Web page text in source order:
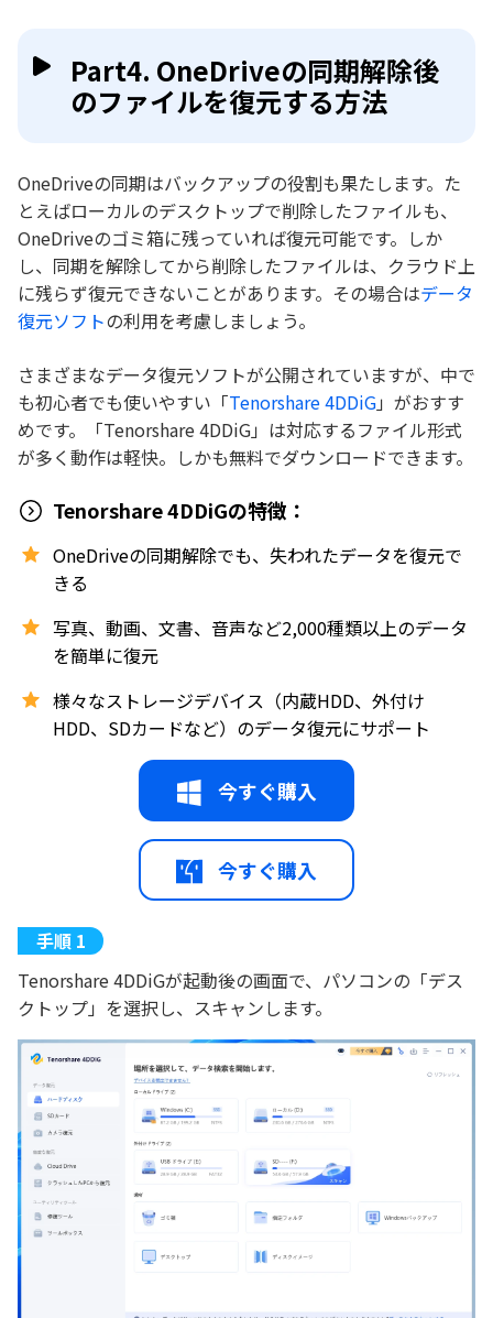
Part4. OneDriveの同期解除後
のファイルを復元する方法
OneDriveの同期はバックアップの役割も果たします。た
とえばローカルのデスクトップで削除したファイルも、
OneDriveのゴミ箱に残っていれば復元可能です。しか
し、同期を解除してから削除したファイルは、クラウド上
に残らず復元できないことがあります。その場合はデータ
復元ソフトの利用を考慮しましょう。
さまざまなデータ復元ソフトが公開されていますが、中で
も初心者でも使いやすい「Tenorshare 4DDiG」がおすす
めです。「Tenorshare 4DDiG」は対応するファイル形式
が多く動作は軽快。しかも無料でダウンロードできます。
Tenorshare 4DDiGの特徴：
OneDriveの同期解除でも、失われたデータを復元で
きる
写真、動画、文書、音声など2,000種類以上のデータ
を簡単に復元
様々なストレージデバイス（内蔵HDD、外付け
HDD、SDカードなど）のデータ復元にサポート
今すぐ購入
今すぐ購入
Tenorshare 4DDiGが起動後の画面で、パソコンの「デス
クトップ」を選択し、スキャンします。